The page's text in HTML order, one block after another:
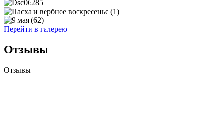
Перейти в галерею
Отзывы
Отзывы